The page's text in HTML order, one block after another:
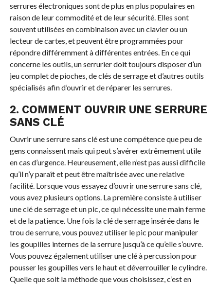
serrures électroniques sont de plus en plus populaires en
raison de leur commodité et de leur sécurité. Elles sont
souvent utilisées en combinaison avec un clavier ou un
lecteur de cartes, et peuvent être programmées pour
répondre différemment à différentes entrées. En ce qui
concerne les outils, un serrurier doit toujours disposer d’un
jeu complet de pioches, de clés de serrage et d’autres outils
spécialisés afin d’ouvrir et de réparer les serrures.
2. COMMENT OUVRIR UNE SERRURE
SANS CLÉ
Ouvrir une serrure sans clé est une compétence que peu de
gens connaissent mais qui peut s’avérer extrêmement utile
en cas d’urgence. Heureusement, elle n’est pas aussi difficile
qu’il n’y paraît et peut être maîtrisée avec une relative
facilité. Lorsque vous essayez d’ouvrir une serrure sans clé,
vous avez plusieurs options. La première consiste à utiliser
une clé de serrage et un pic, ce qui nécessite une main ferme
et de la patience. Une fois la clé de serrage insérée dans le
trou de serrure, vous pouvez utiliser le pic pour manipuler
les goupilles internes de la serrure jusqu’à ce qu’elle s’ouvre.
Vous pouvez également utiliser une clé à percussion pour
pousser les goupilles vers le haut et déverrouiller le cylindre.
Quelle que soit la méthode que vous choisissez, c’est en